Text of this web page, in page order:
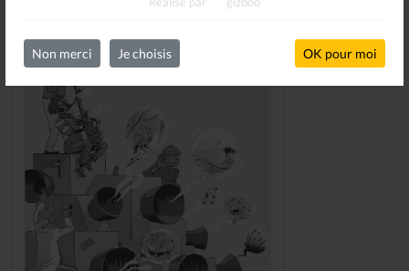
Non merci Je choisis OK pour moi